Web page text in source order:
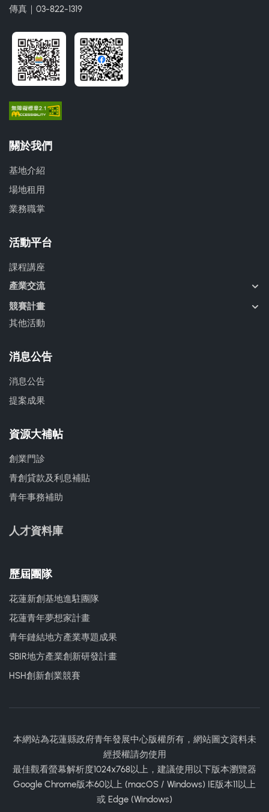
傳真｜03-822-1319
關於我們
基地介紹
場地租用
業務職掌
活動平台
課程講座
產業交流
競賽計畫
其他活動
消息公告
消息公告
提案成果
資源大補帖
創業門診
青創貸款及利息補貼
青年事務補助
人才資料庫
歷屆團隊
花蓮新創基地進駐團隊
花蓮青年夢想家計畫
青年鏈結地方產業專題成果
SBIR地方產業創新研發計畫
HSH創新創業競賽
本網站為花蓮縣政府青年發展中心版權所有，網站圖文資料未
經授權請勿使用
最佳觀看螢幕解析度1024x768以上，建議使用以下版本瀏覽器
Google Chrome版本60以上 (macOS / Windows) IE版本11以上
或 Edge (Windows)